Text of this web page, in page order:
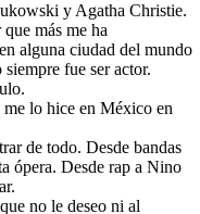
y Agatha Christie.
más me ha
alguna ciudad del mundo
fue ser actor.
lo hice en México en
de todo. Desde bandas
ópera. Desde rap a Nino
no le deseo ni al